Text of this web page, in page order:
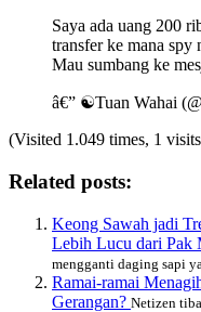
Saya ada uang 200
transfer ke mana spy
Mau sumbang ke
â€” ☯Tuan Wahai
(Visited 1.049 times, 1
Related posts:
Keong Sawah jadi
Lebih Lucu dari Pak
mengganti daging sapi
Ramai-ramai
Gerangan? Netizen